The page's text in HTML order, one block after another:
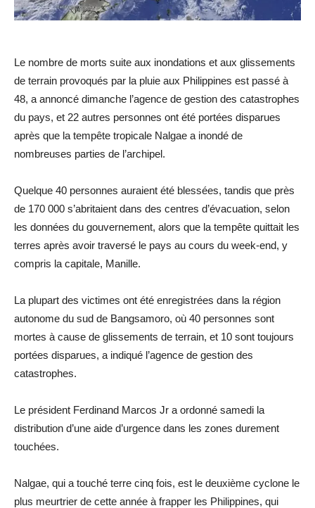
Le nombre de morts suite aux inondations et aux glissements
de terrain provoqués par la pluie aux Philippines est passé à
48, a annoncé dimanche l’agence de gestion des catastrophes
du pays, et 22 autres personnes ont été portées disparues
après que la tempête tropicale Nalgae a inondé de
nombreuses parties de l’archipel.
Quelque 40 personnes auraient été blessées, tandis que près
de 170 000 s’abritaient dans des centres d’évacuation, selon
les données du gouvernement, alors que la tempête quittait les
terres après avoir traversé le pays au cours du week-end, y
compris la capitale, Manille.
La plupart des victimes ont été enregistrées dans la région
autonome du sud de Bangsamoro, où 40 personnes sont
mortes à cause de glissements de terrain, et 10 sont toujours
portées disparues, a indiqué l’agence de gestion des
catastrophes.
Le président Ferdinand Marcos Jr a ordonné samedi la
distribution d’une aide d’urgence dans les zones durement
touchées.
Nalgae, qui a touché terre cinq fois, est le deuxième cyclone le
plus meurtrier de cette année à frapper les Philippines, qui